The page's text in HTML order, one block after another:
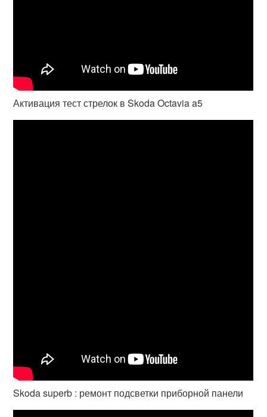
Активация тест стрелок в Skoda Octavia a5
Skoda superb : ремонт подсветки приборной панели